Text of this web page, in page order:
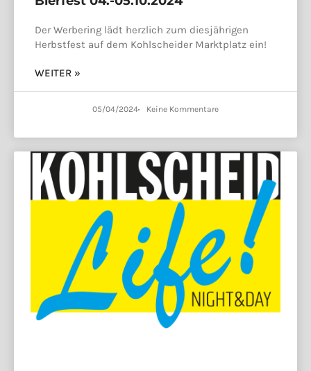
Der Werbering lädt herzlich zum diesjährigen
Herbstfest auf dem Kohlscheider Marktplatz ein!
WEITER »
05/04/2024 Keine Kommentare